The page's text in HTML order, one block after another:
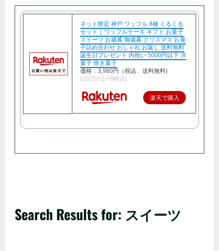
ネット限定 神戸 ワッフル 8種 くるくる
セット | ワッフルケーキ ギフト お菓子
スイーツ お歳暮 御歳暮 クリスマス お菓
子詰め合わせ おしゃれ お返し 送料無料
誕生日プレゼント 内祝い 5000円以下 洋
菓子 焼き菓子
価格：3,980円（税込、送料無料)
(2025/12/18時点)
楽天で購入
Search Results for: スイーツ